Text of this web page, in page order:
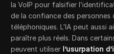
la VoIP pour falsifier
de la confiance des personnes
téléphoniques. L’IA peut aussi
paraître plus réels. Dans
peuvent utiliser l’usurpation